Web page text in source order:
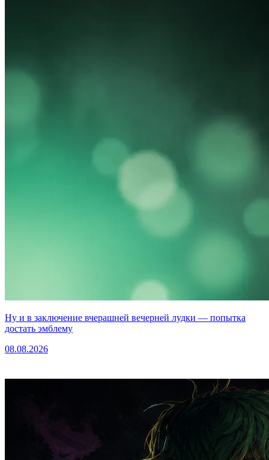
Ну и в заключение вчерашней вечерней лудки — попытка
достать эмблему
08.08.2026